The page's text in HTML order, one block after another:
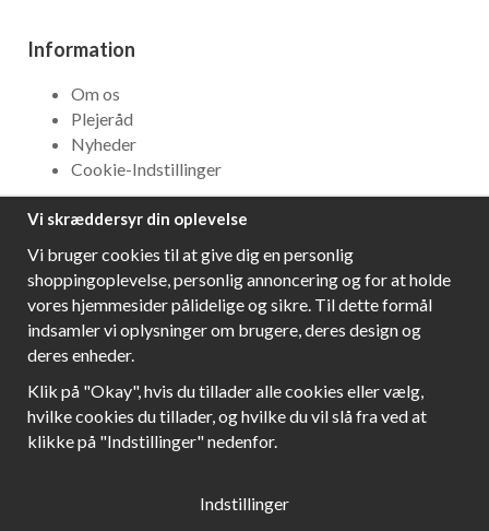
Information
Om os
Plejeråd
Nyheder
Cookie-Indstillinger
NYHEDSBREV
Få bedste tilbud og\r spændende nye produkter!
Vi skræddersyr din oplevelse
Vi bruger cookies til at give dig en personlig
shoppingoplevelse, personlig annoncering og for at holde
vores hjemmesider pålidelige og sikre. Til dette formål
indsamler vi oplysninger om brugere, deres design og
deres enheder.
Klik på "Okay", hvis du tillader alle cookies eller vælg,
hvilke cookies du tillader, og hvilke du vil slå fra ved at
klikke på "Indstillinger" nedenfor.
Indstillinger